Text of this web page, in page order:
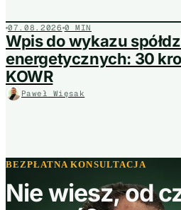
07.08.2026 0 MIN
Wpis do wykazu
energetycznych: 30
KOWR
Paweł Więsak
BEZPŁATNA KONSULTACJA
Nie wiesz, od